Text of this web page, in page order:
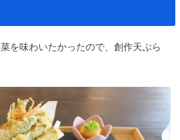
を味わいたかったので、創作天ぷら